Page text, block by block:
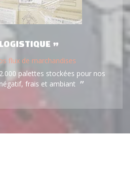
flux de marchandises
palettes stockées pour nos
frais et ambiant